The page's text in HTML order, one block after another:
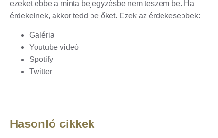
ezeket ebbe a minta bejegyzésbe nem teszem be. Ha
érdekelnek, akkor tedd be őket. Ezek az érdekesebbek:
Galéria
Youtube videó
Spotify
Twitter
Hasonló cikkek